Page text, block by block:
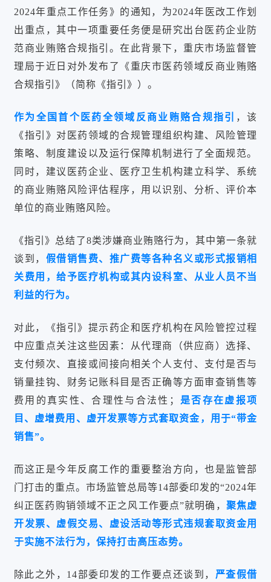
2024年重点工作任务》的通知，为2024年医改工作划
出重点，其中一项重要任务便是研究出台医药企业防
范商业贿赂合规指引。在此背景下，重庆市场监督管
理局于近日对外发布了《重庆市医药领域反商业贿赂
合规指引》（简称《指引》）。
作为全国首个医药全领域反商业贿赂合规指引
，该
《指引》对医药领域的合规管理组织构建、风险管理
策略、制度建设以及运行保障机制进行了全面规范。
同时，建议医药企业、医疗卫生机构建立科学、系统
的商业贿赂风险评估程序，用以识别、分析、评价本
单位的商业贿赂风险。
《指引》总结了8类涉嫌商业贿赂行为，其中第一条就
谈到， 假借销售费、推广费等各种名义或形式报销相
关费用，给予医疗机构或其内设科室、从业人员不当
利益的行为。
对此，《指引》提示药企和医疗机构在风险管控过程
中应重点关注这些因素：从代理商（供应商）选择、
支付频次、直接或间接向相关个人支付、支付是否与
销量挂钩、财务记账科目是否正确等方面审查销售等
费用的真实性、合理性与合法性；
是否存在虚报项
目、虚增费用、虚开发票等方式套取资金，用于“带金
销售”。
而这正是今年反腐工作的重要整治方向，也是监管部
门打击的重点。市场监管总局等14部委印发的“2024年
纠正医药购销领域不正之风工作要点”就明确， 聚焦虚
开发票、虚假交易、虚设活动等形式违规套取资金用
于实施不法行为，保持打击高压态势。
除此之外，14部委印发的工作要点还谈到， 严查假借